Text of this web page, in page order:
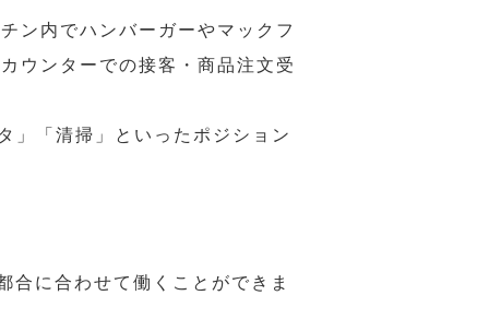
ン内でハンバーガーやマックフ
ウンターでの接客・商品注文受
」「清掃」といったポジション
合に合わせて働くことができま